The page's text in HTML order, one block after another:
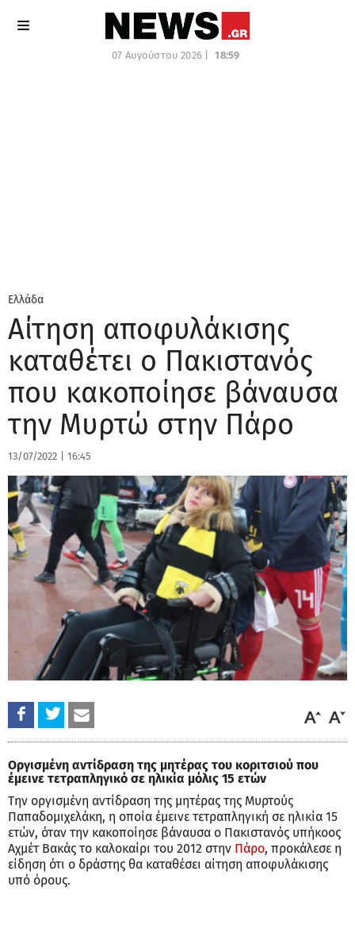
07 Αυγούστου 2026 | 18:59
Ελλάδα
Αίτηση αποφυλάκισης
καταθέτει ο Πακιστανός
που κακοποίησε βάναυσα
την Μυρτώ στην Πάρο
13/07/2022 16:45
Οργισμένη αντίδραση της μητέρας του κοριτσιού που
έμεινε τετραπληγικό σε ηλικία μόλις 15 ετών
Την οργισμένη αντίδραση της μητέρας της Μυρτούς
Παπαδομιχελάκη, η οποία έμεινε τετραπληγική σε ηλικία 15
ετών, όταν την κακοποίησε βάναυσα ο Πακιστανός υπήκοος
Αχμέτ Βακάς το καλοκαίρι του 2012 στην Πάρο, προκάλεσε η
είδηση ότι ο δράστης θα καταθέσει αίτηση αποφυλάκισης
υπό όρους.